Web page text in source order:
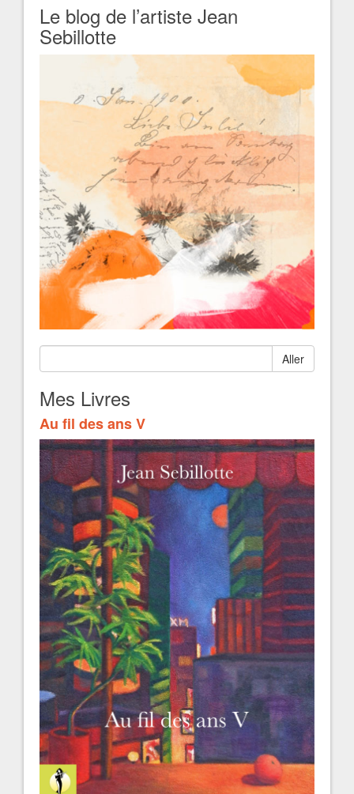
Le blog de l’artiste Jean
Sebillotte
Aller
Mes Livres
Au fil des ans V